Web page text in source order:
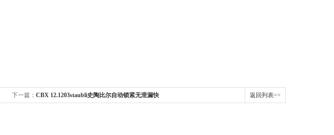
下一篇： CBX 12.1203staubli史陶比尔自动锁紧无泄漏快 返回列表>>